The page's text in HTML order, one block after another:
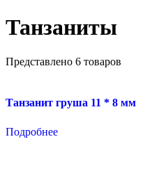
Танзаниты
Представлено 6 товаров
Танзанит груша 11 * 8 мм
Подробнее